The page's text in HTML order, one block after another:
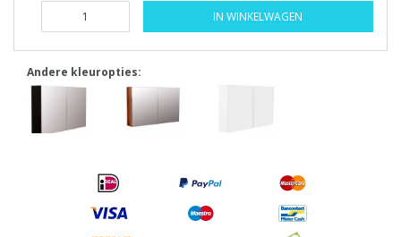
IN WINKELWAGEN
Andere kleuropties: